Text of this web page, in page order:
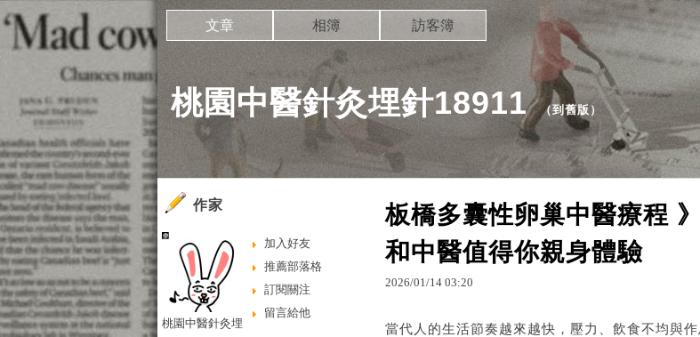
桃園中醫針灸埋針18911（到舊版 ）
文章 相簿 訪客簿
板橋多囊性卵巢中醫療程
和中醫值得你親身體驗
2026/01/14 03:20
當代人的生活節奏越來越快，壓力、飲食不均與
作家
加入好友
推薦部落格
訂閱關注
留言給他
桃園中醫針灸埋